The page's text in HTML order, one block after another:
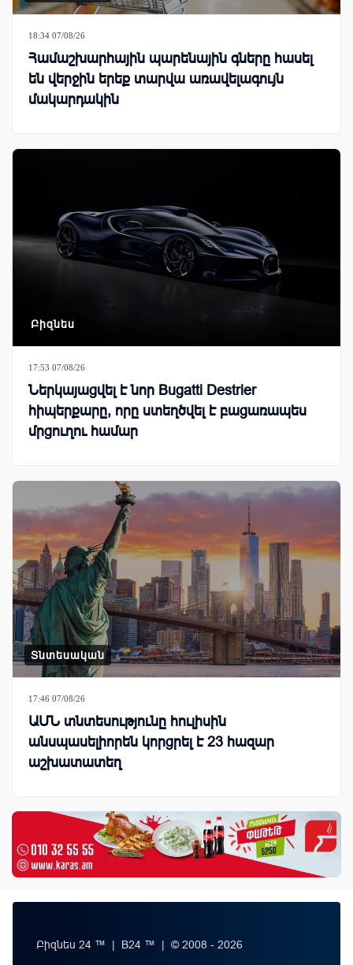
18:34 07/08/26
Համաշխարհային պարենային գները հասել
են վերջին երեք տարվա առավելագույն
մակարդակին
Բիզնես
17:53 07/08/26
Ներկայացվել է նոր Bugatti Destrier
հիպերքարը, որը ստեղծվել է բացառապես
մրցուղու համար
Տնտեսական
17:46 07/08/26
ԱՄՆ տնտեսությունը հուլիսին
անսպասելիորեն կորցրել է 23 հազար
աշխատատեղ
Բիզնես 24 ™ | B24 ™ | © 2008 - 2026